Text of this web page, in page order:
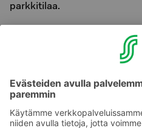
parkkitilaa.
Kaukaveden pääsyliput saat
Aikuinen 8,70€
Lapsi 8-17v 6,30€
Tervetuloa viihtymään ja